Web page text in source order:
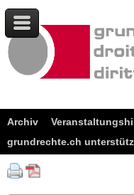
Archiv
grundrechte.ch